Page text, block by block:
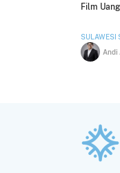
Film
SULAWESI